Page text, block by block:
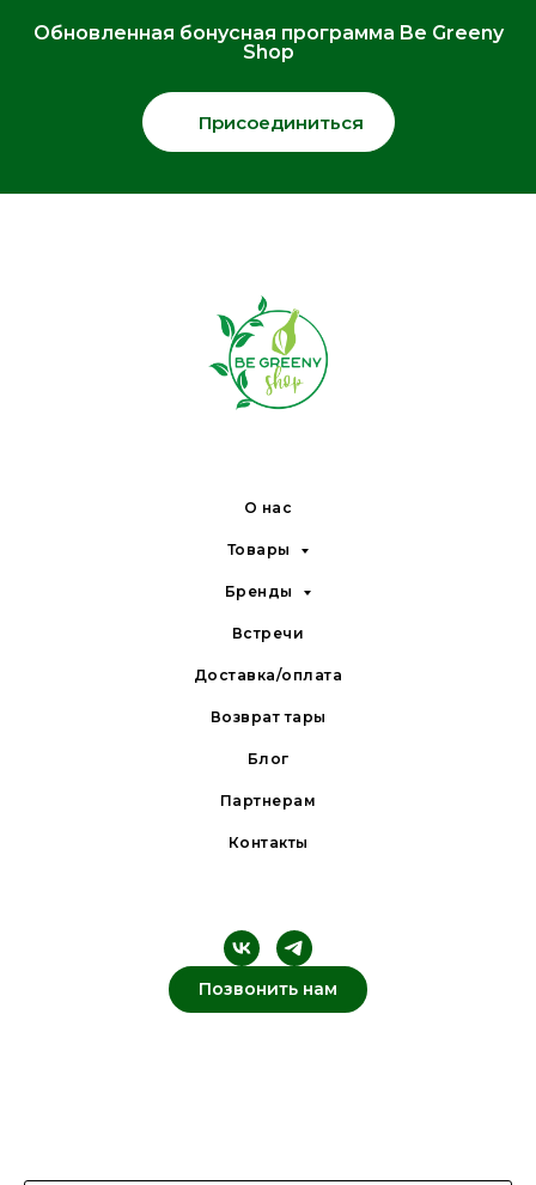
Обновленная бонусная программа Be Greeny
Shop
Присоединиться
О нас
Товары
Бренды
Встречи
Доставка/оплата
Возврат тары
Блог
Партнерам
Контакты
Позвонить нам